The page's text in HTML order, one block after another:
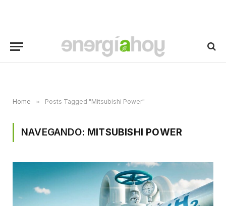
Home » Posts Tagged "Mitsubishi Power"
NAVEGANDO: MITSUBISHI POWER